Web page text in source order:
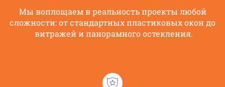
Мы воплощаем в реальность проекты любой
сложности: от стандартных пластиковых окон до
витражей и панорамного остекления.